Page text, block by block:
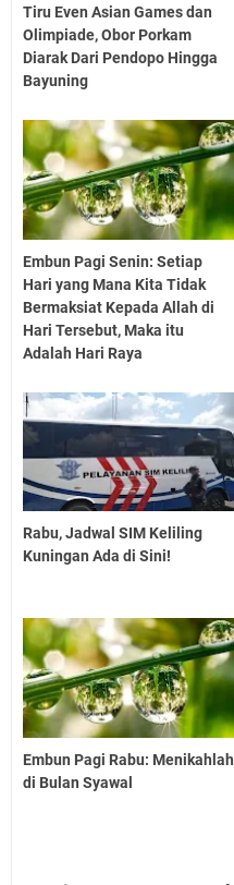
Tiru Even Asian Games dan
Olimpiade, Obor Porkam
Diarak Dari Pendopo Hingga
Bayuning
Embun Pagi Senin: Setiap
Hari yang Mana Kita Tidak
Bermaksiat Kepada Allah di
Hari Tersebut, Maka itu
Adalah Hari Raya
Rabu, Jadwal SIM Keliling
Kuningan Ada di Sini!
Embun Pagi Rabu: Menikahlah
di Bulan Syawal